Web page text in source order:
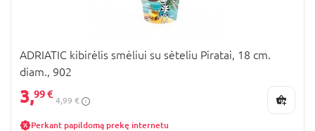
ADRIATIC kibirėlis smėliui su sėteliu Piratai, 18 cm.
diam., 902
3,99 €
4,99 €
Perkant papildomą prekę internetu